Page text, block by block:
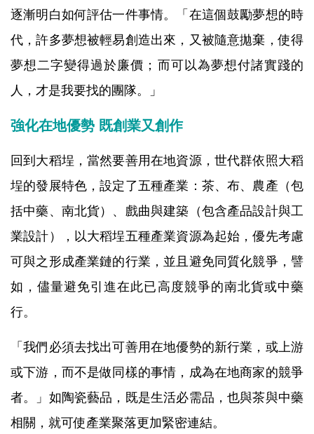
逐漸明白如何評估一件事情。「在這個鼓勵夢想的時
代，許多夢想被輕易創造出來，又被隨意拋棄，使得
夢想二字變得過於廉價；而可以為夢想付諸實踐的
人，才是我要找的團隊。」
強化在地優勢 既創業又創作
回到大稻埕，當然要善用在地資源，世代群依照大稻
埕的發展特色，設定了五種產業：茶、布、農產（包
括中藥、南北貨）、戲曲與建築（包含產品設計與工
業設計），以大稻埕五種產業資源為起始，優先考慮
可與之形成產業鏈的行業，並且避免同質化競爭，譬
如，儘量避免引進在此已高度競爭的南北貨或中藥
行。
「我們必須去找出可善用在地優勢的新行業，或上游
或下游，而不是做同樣的事情，成為在地商家的競爭
者。」如陶瓷藝品，既是生活必需品，也與茶與中藥
相關，就可使產業聚落更加緊密連結。